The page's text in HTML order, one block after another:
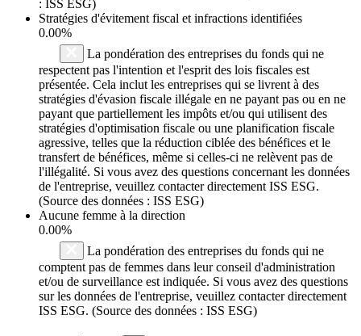
: ISS ESG)
Stratégies d'évitement fiscal et infractions identifiées
0.00%
La pondération des entreprises du fonds qui ne
respectent pas l'intention et l'esprit des lois fiscales est
présentée. Cela inclut les entreprises qui se livrent à des
stratégies d'évasion fiscale illégale en ne payant pas ou en ne
payant que partiellement les impôts et/ou qui utilisent des
stratégies d'optimisation fiscale ou une planification fiscale
agressive, telles que la réduction ciblée des bénéfices et le
transfert de bénéfices, même si celles-ci ne relèvent pas de
l'illégalité. Si vous avez des questions concernant les données
de l'entreprise, veuillez contacter directement ISS ESG.
(Source des données : ISS ESG)
Aucune femme à la direction
0.00%
La pondération des entreprises du fonds qui ne
comptent pas de femmes dans leur conseil d'administration
et/ou de surveillance est indiquée. Si vous avez des questions
sur les données de l'entreprise, veuillez contacter directement
ISS ESG. (Source des données : ISS ESG)